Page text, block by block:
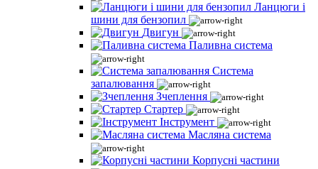
Ланцюги і
шини для бензопил
Двигун
Паливна система
Система
запалювання
Зчеплення
Стартер
Інструмент
Масляна система
Корпусні частини